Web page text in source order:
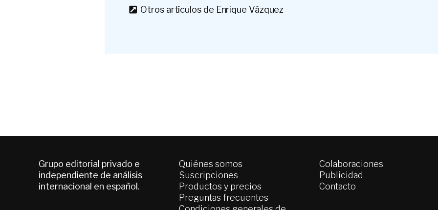
Otros artículos de Enrique Vázquez
Grupo editorial privado e
independiente de análisis
internacional en español.
Quiénes somos
Suscripciones
Productos y precios
Preguntas frecuentes
Colaboraciones
Publicidad
Contacto